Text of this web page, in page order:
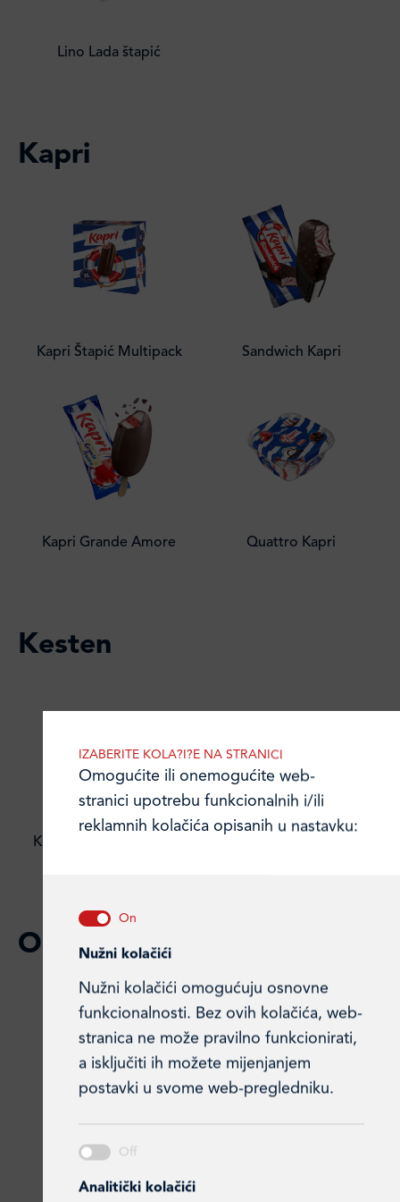
Lino Lada štapić
Kapri
Kapri Štapić Multipack Sandwich Kapri
Kapri Grande Amore Quattro Kapri
Kesten
Kesten desert Premium
Ostali
Najlepše želje
IZABERITE KOLA?I?E NA STRANICI
Omogućite ili onemogućite web-
stranici upotrebu funkcionalnih i/ili
reklamnih kolačića opisanih u nastavku:
Nužni kolačići
Nužni kolačići omogućuju osnovne
funkcionalnosti. Bez ovih kolačića, web-
stranica ne može pravilno funkcionirati,
a isključiti ih možete mijenjanjem
postavki u svome web-pregledniku.
Analitički kolačići